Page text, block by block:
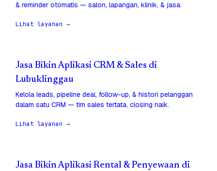
& reminder otomatis — salon, lapangan, klinik, & jasa.
Lihat layanan →
Jasa Bikin Aplikasi CRM & Sales di
Lubuklinggau
Kelola leads, pipeline deal, follow-up, & histori pelanggan
dalam satu CRM — tim sales tertata, closing naik.
Lihat layanan →
Jasa Bikin Aplikasi Rental & Penyewaan di